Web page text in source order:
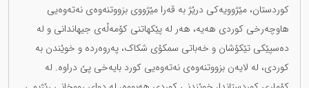
کوردستان، مێژوویەکی درێژ بە قەرا مێژووی بزووتنەوەی نەتەوەیی
هاوچەرخی کوردی هەیە، هەر لە پێکهاتنی کۆمەڵەی جیهاندانی و لە
دەسپێکی تێکۆشان و خەباتی سمکۆی شکاک، پەروەردە و خوێندن بە
کوردی، لە لایەن بزووتنەوەی نەتەوەیی کورد بایەخی پێ دراوە. لە